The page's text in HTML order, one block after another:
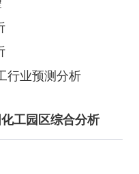
行业预测分析
工园区综合分析